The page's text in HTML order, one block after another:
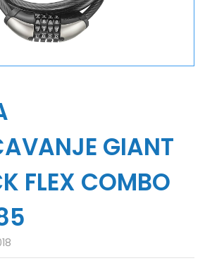
GIANT
FLEX COMBO